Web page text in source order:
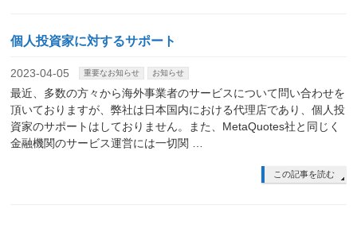
個人投資家に対するサポート
2023-04-05 重要なお知らせ お知らせ
最近、多数の方々から海外事業者のサービスについて問い合わせを
頂いておりますが、弊社は日本国内における代理店であり、個人投
資家のサポートはしておりません。また、MetaQuotes社と同じく
金融機関のサービス運営には一切関 …
この記事を読む